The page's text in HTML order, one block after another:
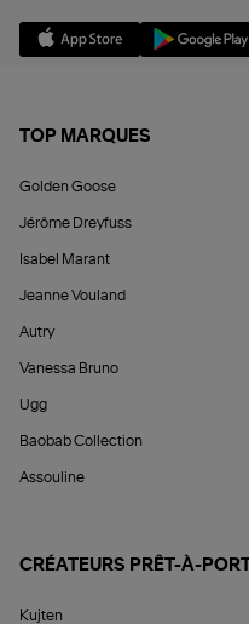
TOP MARQUES
Golden Goose
Jérôme Dreyfuss
Isabel Marant
Jeanne Vouland
Autry
Vanessa Bruno
Ugg
Baobab Collection
Assouline
CRÉATEURS PRÊT-À-
Kujten